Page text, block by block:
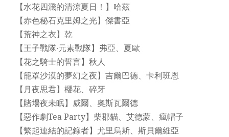
【水花四濺的清涼夏日！】哈茲
【赤色秘石克里姆之光】傑書亞
【荒神之衣】乾
【王子戰隊‧元素戰隊】弗亞、夏歐
【花之騎士的誓言】秋人
【籠罩沙漠的夢幻之夜】吉爾巴德、卡利班恩
【月夜思君】櫻花、碎牙
【賭場夜未眠】威爾、奧斯瓦爾德
【惡作劇Tea Party】柴郡貓、艾德蒙、瘋帽子
【繫起連結的記錄者】尤里烏斯、斯貝爾維亞